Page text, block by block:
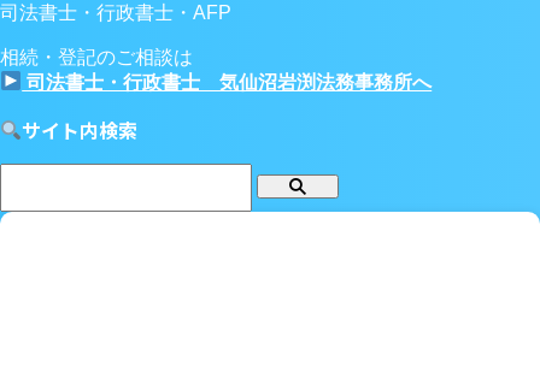
司法書士・行政書士・AFP
相続・登記のご相談は
司法書士・行政書士 気仙沼岩渕法務事務所へ
サイト内検索